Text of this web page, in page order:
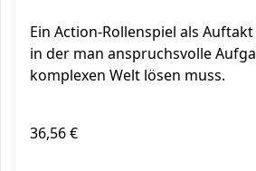
Ein Action-Rollenspiel als
in der man anspruchsvolle
komplexen Welt lösen muss.
36,56 €